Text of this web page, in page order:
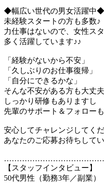
◆幅広い世代の男女活躍中◆
未経験スタートの方も多数♪
力仕事はないので、女性ス
多く活躍しています♪♪
「経験がないから不安」
「久しぶりのお仕事復帰」
「自分にできるかな」
そんな不安がある方も大丈
しっかり研修もありますし
先輩のサポート＆フォローも
安心してチャレンジしてくだ
あなたのご応募お待ちして
【スタッフインタビュー】
50代男性（勤務3年／副業）